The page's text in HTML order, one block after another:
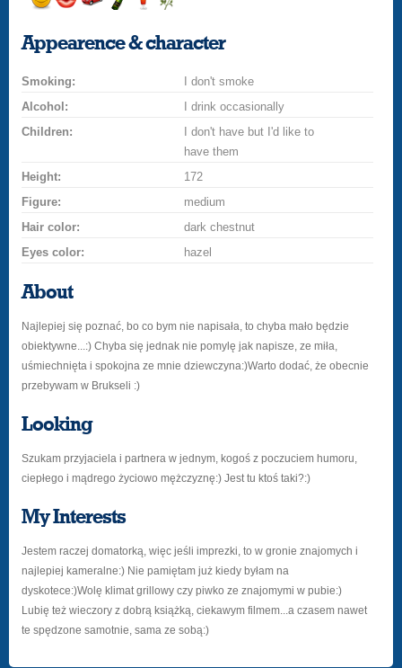
a
smilekissa
champagne
a
drink
a
rose
Appearence & character
Smoking:
I don't smoke
Alcohol:
I drink occasionally
Children:
I don't have but I'd like to
have them
Height:
172
Figure:
medium
Hair color:
dark chestnut
Eyes color:
hazel
About
Najlepiej się poznać, bo co bym nie napisała, to chyba mało będzie
obiektywne...:) Chyba się jednak nie pomylę jak napisze, ze miła,
uśmiechnięta i spokojna ze mnie dziewczyna:)Warto dodać, że obecnie
przebywam w Brukseli :)
Looking
Szukam przyjaciela i partnera w jednym, kogoś z poczuciem humoru,
ciepłego i mądrego życiowo mężczyznę:) Jest tu ktoś taki?:)
My Interests
Jestem raczej domatorką, więc jeśli imprezki, to w gronie znajomych i
najlepiej kameralne:) Nie pamiętam już kiedy byłam na
dyskotece:)Wolę klimat grillowy czy piwko ze znajomymi w pubie:)
Lubię też wieczory z dobrą książką, ciekawym filmem...a czasem nawet
te spędzone samotnie, sama ze sobą:)